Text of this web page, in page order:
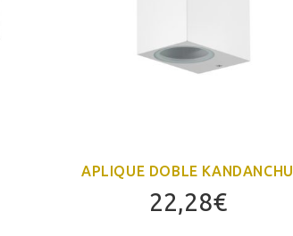
APLIQUE DOBLE KANDANCHU
22,28€